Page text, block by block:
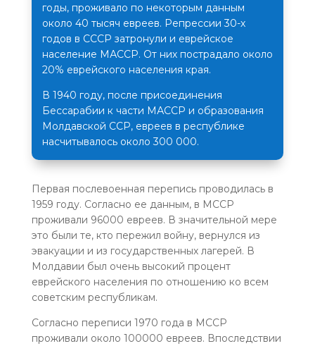
годы, проживало по некоторым данным
около 40 тысяч евреев. Репрессии 30-х
годов в СССР затронули и еврейское
население МАССР. От них пострадало около
20% еврейского населения края.
В 1940 году, после присоединения
Бессарабии к части МАССР и образования
Молдавской ССР, евреев в республике
насчитывалось около 300 000.
Первая послевоенная перепись проводилась в
1959 году. Согласно ее данным, в МССР
проживали 96000 евреев. В значительной мере
это были те, кто пережил войну, вернулся из
эвакуации и из государственных лагерей. В
Молдавии был очень высокий процент
еврейского населения по отношению ко всем
советским республикам.
Согласно переписи 1970 года в МССР
проживали около 100000 евреев. Впоследствии